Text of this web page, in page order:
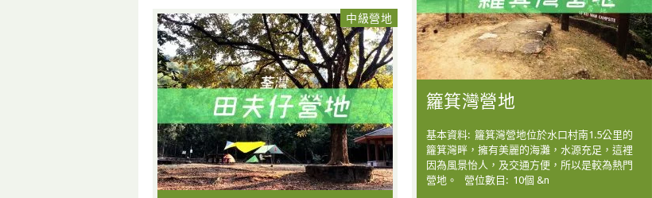
籮箕灣營地
基本資料: 籮箕灣營地位於水口村南1.5公里的
籮箕灣畔，擁有美麗的海灘，水源充足，這裡
因為風景怡人，及交通方便，所以是較為熱門
營地。 營位數目: 10個 &n
中級營地